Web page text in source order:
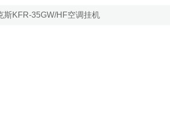
斯KFR-35GW/HF空调挂机